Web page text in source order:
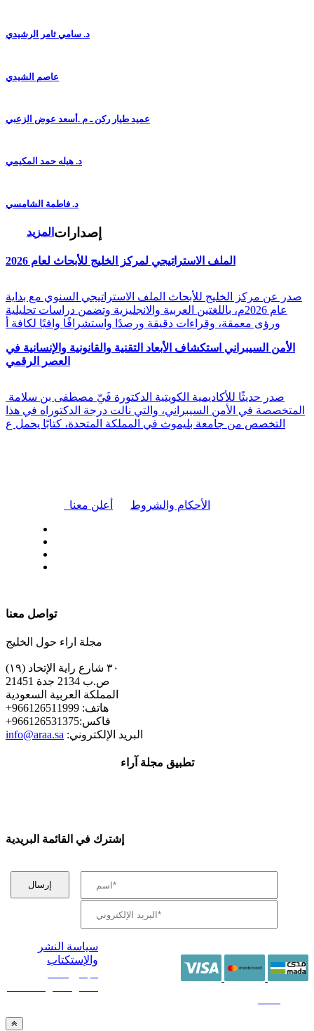
د. سامي ثامر الرشيدي
عاصم الشيدي
عميد طيار ركن ـ م .أسعد عوض الزعبي
د. هيله حمد المكيمي
د. فاطمة الشامسي
المزيد إصدارات
الملف الاستراتيجي لمركز الخليج للأبحاث لعام 2026
صدر عن مركز الخليج للأبحاث الملف الاستراتيجي السنوي مع بداية
عام 2026م، باللغتين العربية والانجليزية وتضمن دراسات تحليلية
ورؤى معمقة، وقراءات دقيقة ورصدًا واستشرافًا وافيًا لكافة أ
الأمن السيبراني استكشاف الأبعاد التقنية والقانونية والإنسانية في
العصر الرقمي
المتخصصة في الأمن السيبراني، والتي نالت درجة الدكتوراه في هذا
التخصص من جامعة بليموث في المملكة المتحدة، كتابًا يحمل ع
أعلن معنا الأحكام والشروط
تواصل معنا
مجلة اراء حول الخليج
٣٠ شارع راية الإتحاد (١٩)
ص.ب 2134 جدة 21451
المملكة العربية السعودية
+هاتف: 966126511999
+فاكس:966126531375
info@araa.sa :البريد الإلكتروني
تطبيق مجلة آراء
إشترك في القائمة البريدية
سياسة النشر
والإستكتاب